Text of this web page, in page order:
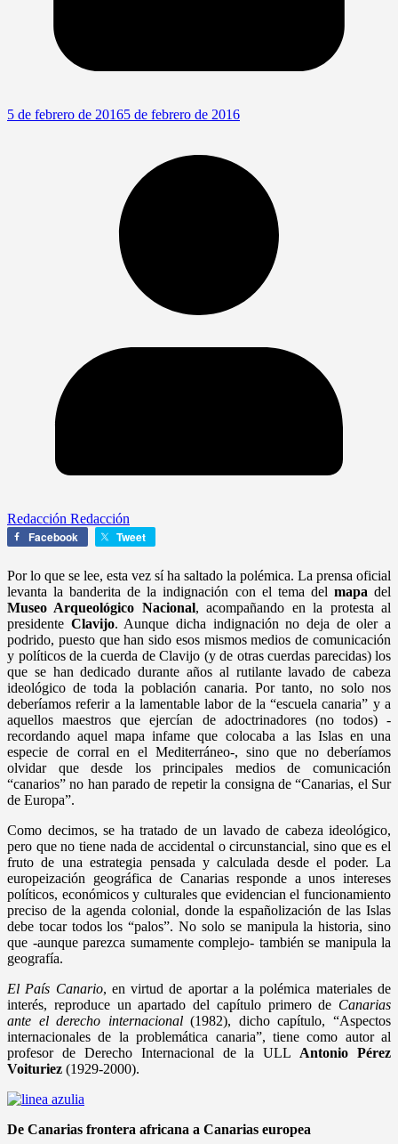
5 de febrero de 20165 de febrero de 2016
Redacción Redacción
Facebook Tweet
Por lo que se lee, esta vez sí ha saltado la polémica. La prensa oficial
levanta la banderita de la indignación con el tema del mapa del
Museo Arqueológico Nacional, acompañando en la protesta al
presidente Clavijo. Aunque dicha indignación no deja de oler a
podrido, puesto que han sido esos mismos medios de comunicación
y políticos de la cuerda de Clavijo (y de otras cuerdas parecidas) los
que se han dedicado durante años al rutilante lavado de cabeza
ideológico de toda la población canaria. Por tanto, no solo nos
deberíamos referir a la lamentable labor de la “escuela canaria” y a
aquellos maestros que ejercían de adoctrinadores (no todos) -
recordando aquel mapa infame que colocaba a las Islas en una
especie de corral en el Mediterráneo-, sino que no deberíamos
olvidar que desde los principales medios de comunicación
“canarios” no han parado de repetir la consigna de “Canarias, el Sur
de Europa”.
Como decimos, se ha tratado de un lavado de cabeza ideológico,
pero que no tiene nada de accidental o circunstancial, sino que es el
fruto de una estrategia pensada y calculada desde el poder. La
europeización geográfica de Canarias responde a unos intereses
políticos, económicos y culturales que evidencian el funcionamiento
preciso de la agenda colonial, donde la españolización de las Islas
debe tocar todos los “palos”. No solo se manipula la historia, sino
que -aunque parezca sumamente complejo- también se manipula la
geografía.
El País Canario, en virtud de aportar a la polémica materiales de
interés, reproduce un apartado del capítulo primero de Canarias
ante el derecho internacional(1982), dicho capítulo, “Aspectos
internacionales de la problemática canaria”, tiene como autor al
profesor de Derecho Internacional de la ULL Antonio Pérez
Voituriez (1929-2000).
De Canarias frontera africana a Canarias europea